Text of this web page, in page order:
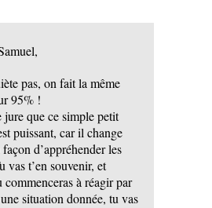
pas, on fait la même
95% !
jure que ce simple petit
puissant, car il change
d’appréhender les
vas t’en souvenir, et
commenceras à réagir par
situation donnée, tu vas